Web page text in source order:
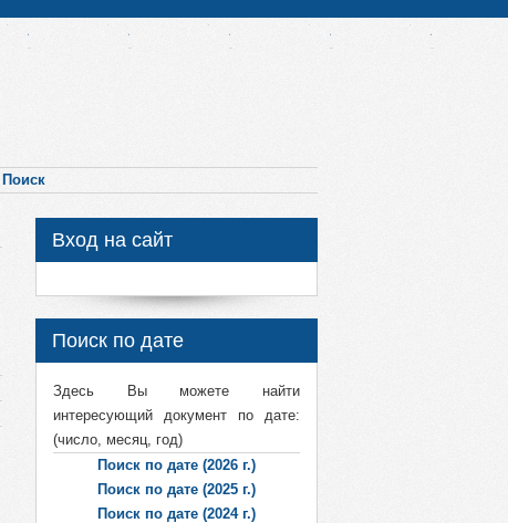
Поиск
Вход на сайт
Поиск по дате
Здесь Вы можете найти
интересующий документ по дате:
(число, месяц, год)
Поиск по дате (2026 г.)
Поиск по дате (2025 г.)
Поиск по дате (2024 г.)